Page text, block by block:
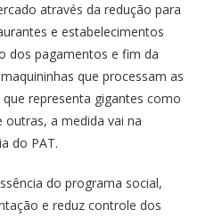
através da redução para
e estabelecimentos
dos pagamentos e fim da
que processam as
representa gigantes como
outras, a medida vai na
do PAT.
do programa social,
e reduz controle dos